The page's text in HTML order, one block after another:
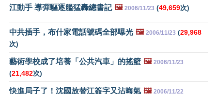
江動手 導彈驅逐艦猛轟總書記 🖼️ 2006/11/23 (49,659次)
中共插手，布什家電話號碼全部曝光 🖼️ 2006/11/23 (29,968
次)
藝術學校成了培養「公共汽車」的搖籃 🖼️ 2006/11/23
(21,482次)
快進局子了！沈國放替江簽字又沾晦氣 🖼️ 2006/11/22